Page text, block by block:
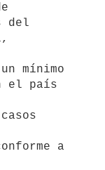
el país